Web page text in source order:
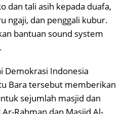
dan tali asih kepada duafa,
ngaji, dan penggali kubur.
bantuan sound system
Demokrasi Indonesia
Bara tersebut memberikan
sejumlah masjid dan